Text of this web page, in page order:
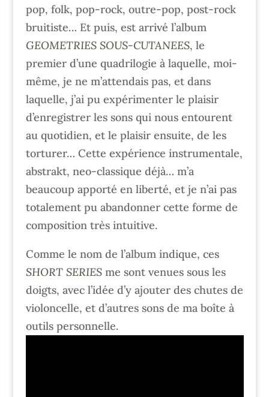
pop, folk, pop-rock, outre-pop, post-rock
bruitiste… Et puis, est arrivé l’album
GEOMETRIES SOUS-CUTANEES, le
premier d’une quadrilogie à laquelle, moi-
même, je ne m’attendais pas, et dans
laquelle, j’ai pu expérimenter le plaisir
d’enregistrer les sons qui nous entourent
au quotidien, et le plaisir ensuite, de les
torturer… Cette expérience instrumentale,
abstrakt, neo-classique déjà… m’a
beaucoup apporté en liberté, et je n’ai pas
totalement pu abandonner cette forme de
composition très intuitive.
Comme le nom de l’album indique, ces
SHORT SERIESme sont venues sous les
doigts, avec l’idée d’y ajouter des chutes de
violoncelle, et d’autres sons de ma boîte à
outils personnelle.